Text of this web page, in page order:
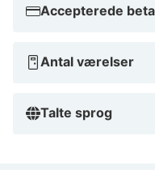
Accepterede
Antal værelser
Talte sprog